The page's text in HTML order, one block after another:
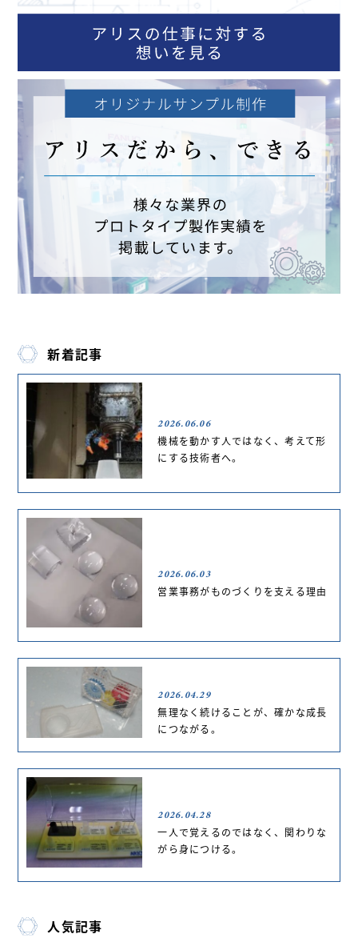
新着記事
2026.06.06
機械を動かす人ではなく、考えて形
にする技術者へ。
2026.06.03
営業事務がものづくりを支える理由
2026.04.29
無理なく続けることが、確かな成長
につながる。
2026.04.28
一人で覚えるのではなく、関わりな
がら身につける。
人気記事